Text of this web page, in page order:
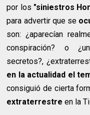
por los "siniestros
para advertir que se
son: ¿aparecían
conspiración? o
secretos?,
en la actualidad el
consiguió de cierta
extraterrestre en la